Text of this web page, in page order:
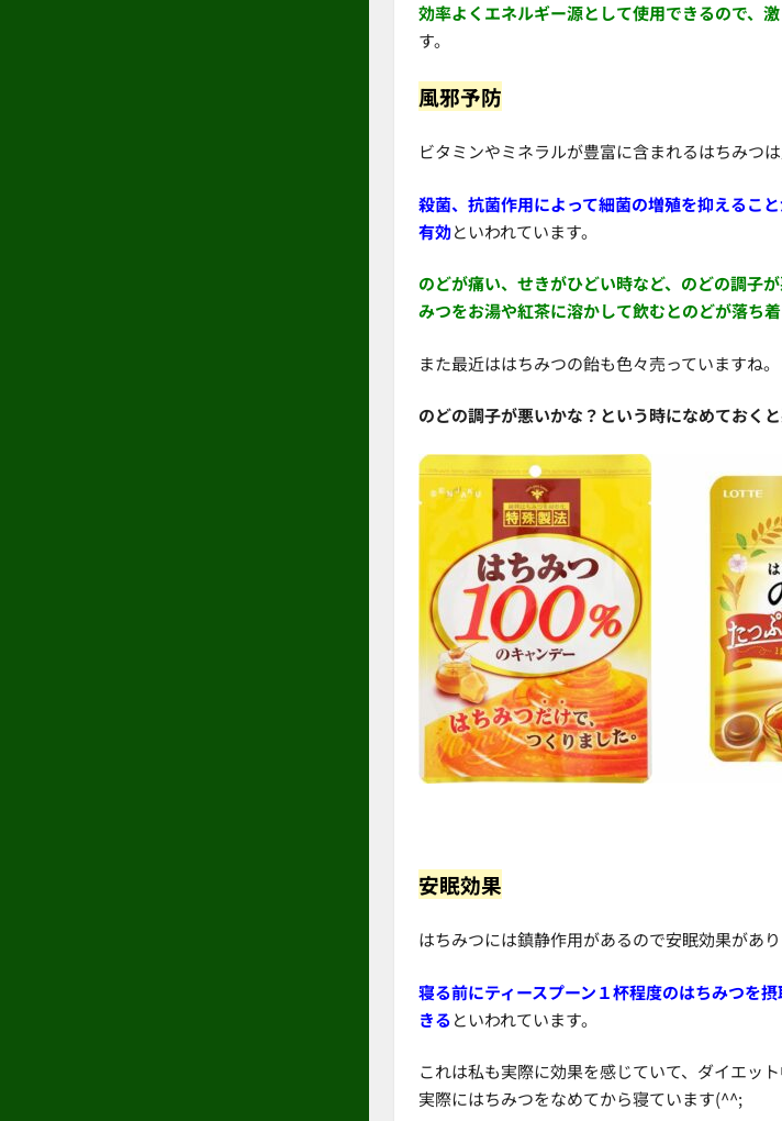
効率よくエネルギー源として使用できるので、
す。
風邪予防
ビタミンやミネラルが豊富に含まれるはちみつ
殺菌、抗菌作用によって細菌の増殖を抑えるこ
有効といわれています。
のどが痛い、せきがひどい時など、のどの調子
みつをお湯や紅茶に溶かして飲むとのどが落ち着
また最近ははちみつの飴も色々売っていますね。
のどの調子が悪いかな？という時になめておく
安眠効果
はちみつには鎮静作用があるので安眠効果があり
寝る前にティースプーン１杯程度のはちみつを
きるといわれています。
これは私も実際に効果を感じていて、ダイエッ
実際にはちみつをなめてから寝ています(^^;